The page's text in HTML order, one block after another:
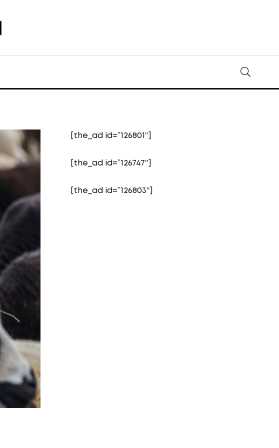
[the_ad id=”126801″]
[the_ad id=”126747″]
[the_ad id=”126803″]